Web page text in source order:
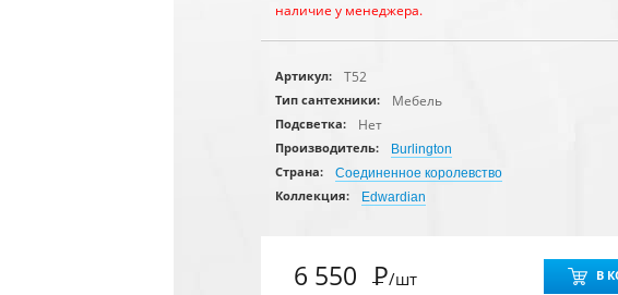
наличие у менеджера.
Артикул: T52
Тип сантехники: Мебель
Подсветка: Нет
Производитель:
Burlington
Страна:
Соединенное королевство
Коллекция:
Edwardian
6 550 Р/шт В